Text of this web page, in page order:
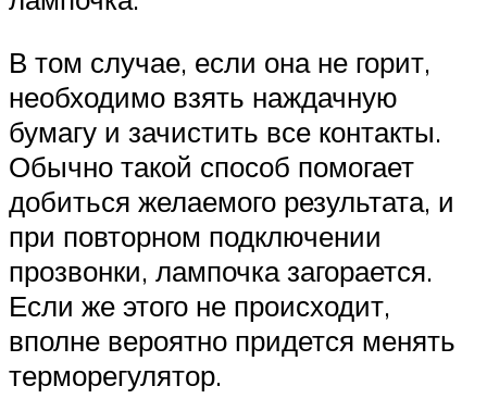
В том случае, если она не горит,
необходимо взять наждачную
бумагу и зачистить все контакты.
Обычно такой способ помогает
добиться желаемого результата, и
при повторном подключении
прозвонки, лампочка загорается.
Если же этого не происходит,
вполне вероятно придется менять
терморегулятор.